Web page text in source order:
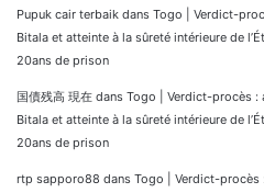
Pupuk cair terbaik dans Togo | Verdict-
Bitala et atteinte à la sûreté intérieure de
20ans de prison
国債残高 現在 dans Togo | Verdict-procès :
Bitala et atteinte à la sûreté intérieure de
20ans de prison
rtp sapporo88 dans Togo | Verdict-procès